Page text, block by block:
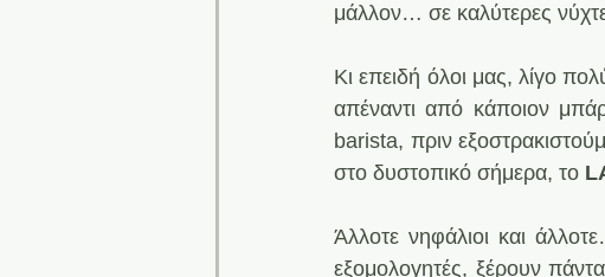
μάλλον… σε καλύτερες
Κι επειδή όλοι μας, λίγο
απέναντι από κάποιον
barista, πριν
στο δυστοπικό σήμερα, το
Άλλοτε νηφάλιοι και
εξομολογητές, ξέρουν